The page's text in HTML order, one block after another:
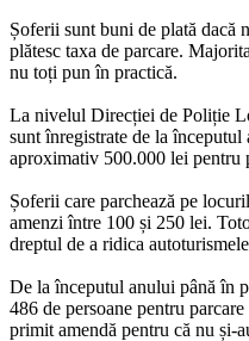
Șoferii sunt buni de plată dacă
plătesc taxa de parcare.
nu toți pun în practică.
La nivelul Direcției de Poliție
sunt înregistrate de la
aproximativ 500.000 lei pentru
Șoferii care parchează pe
amenzi între 100 și 250 lei.
dreptul de a ridica
De la începutul anului până în
486 de persoane pentru
primit amendă pentru că nu și-